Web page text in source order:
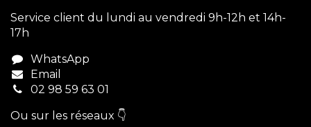
Service client du lundi au vendredi 9h-12h et 14h-
17h
WhatsApp
Email
02 98 59 63 01
Ou sur les réseaux 👇